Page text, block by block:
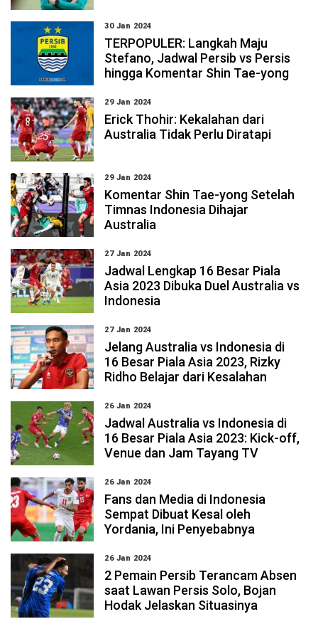
30 Jan 2024
TERPOPULER: Langkah Maju
Stefano, Jadwal Persib vs Persis
hingga Komentar Shin Tae-yong
29 Jan 2024
Erick Thohir: Kekalahan dari
Australia Tidak Perlu Diratapi
29 Jan 2024
Komentar Shin Tae-yong Setelah
Timnas Indonesia Dihajar
Australia
27 Jan 2024
Jadwal Lengkap 16 Besar Piala
Asia 2023 Dibuka Duel Australia vs
Indonesia
27 Jan 2024
Jelang Australia vs Indonesia di
16 Besar Piala Asia 2023, Rizky
Ridho Belajar dari Kesalahan
26 Jan 2024
Jadwal Australia vs Indonesia di
16 Besar Piala Asia 2023: Kick-off,
Venue dan Jam Tayang TV
26 Jan 2024
Fans dan Media di Indonesia
Sempat Dibuat Kesal oleh
Yordania, Ini Penyebabnya
26 Jan 2024
2 Pemain Persib Terancam Absen
saat Lawan Persis Solo, Bojan
Hodak Jelaskan Situasinya